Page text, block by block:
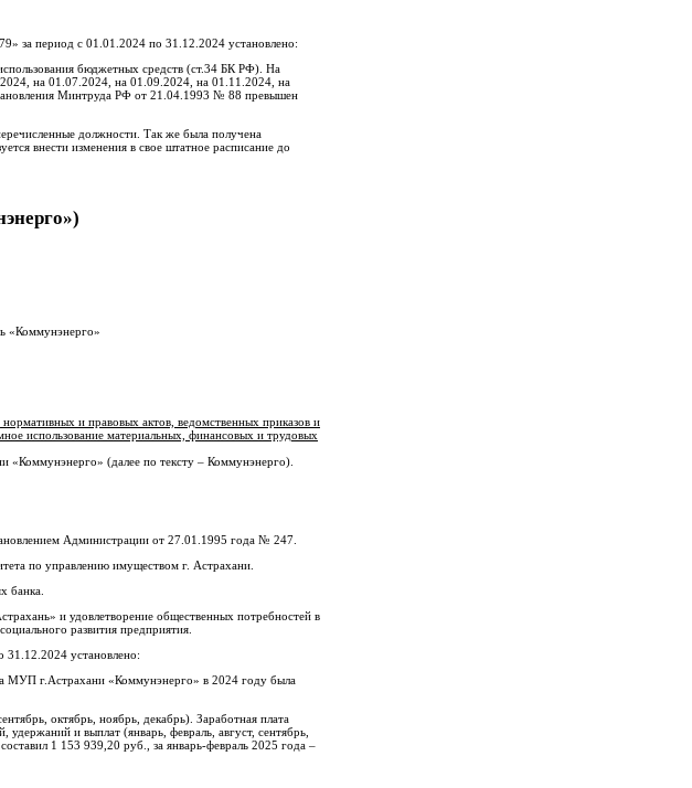
за период с 01.01.2024 по 31.12.2024 установлено:
бюджетных средств (ст.34 БК РФ). На
на 01.07.2024, на 01.09.2024, на 01.11.2024, на
Минтруда РФ от 21.04.1993 № 88 превышен
должности. Так же была получена
внести изменения в свое штатное расписание до
«Коммунэнерго»
и правовых актов, ведомственных приказов и
использование материальных, финансовых и трудовых
«Коммунэнерго» (далее по тексту – Коммунэнерго).
Администрации от 27.01.1995 года № 247.
по управлению имуществом г. Астрахани.
банка.
и удовлетворение общественных потребностей в
развития предприятия.
31.12.2024 установлено:
МУП г.Астрахани «Коммунэнерго» в 2024 году была
октябрь, ноябрь, декабрь). Заработная плата
и выплат (январь, февраль, август, сентябрь,
1 153 939,20 руб., за январь-февраль 2025 года –